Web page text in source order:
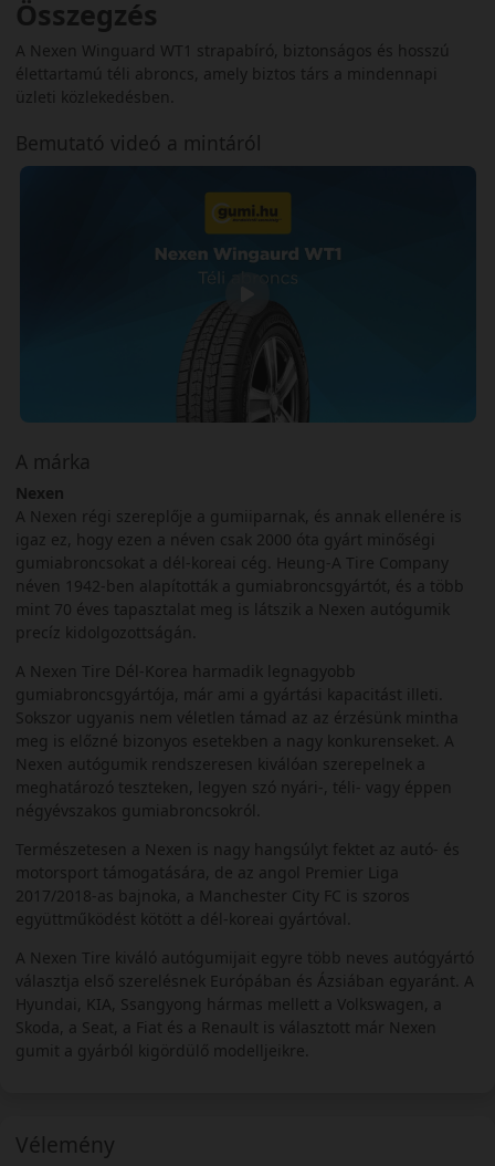
Összegzés
A Nexen Winguard WT1 strapabíró, biztonságos és hosszú
élettartamú téli abroncs, amely biztos társ a mindennapi
üzleti közlekedésben.
Bemutató videó a mintáról
A márka
Nexen
A Nexen régi szereplője a gumiiparnak, és annak ellenére is
igaz ez, hogy ezen a néven csak 2000 óta gyárt minőségi
gumiabroncsokat a dél-koreai cég. Heung-A Tire Company
néven 1942-ben alapították a gumiabroncsgyártót, és a több
mint 70 éves tapasztalat meg is látszik a Nexen autógumik
precíz kidolgozottságán.
A Nexen Tire Dél-Korea harmadik legnagyobb
gumiabroncsgyártója, már ami a gyártási kapacitást illeti.
Sokszor ugyanis nem véletlen támad az az érzésünk mintha
meg is előzné bizonyos esetekben a nagy konkurenseket. A
Nexen autógumik rendszeresen kiválóan szerepelnek a
meghatározó teszteken, legyen szó nyári-, téli- vagy éppen
négyévszakos gumiabroncsokról.
Természetesen a Nexen is nagy hangsúlyt fektet az autó- és
motorsport támogatására, de az angol Premier Liga
2017/2018-as bajnoka, a Manchester City FC is szoros
együttműködést kötött a dél-koreai gyártóval.
A Nexen Tire kiváló autógumijait egyre több neves autógyártó
választja első szerelésnek Európában és Ázsiában egyaránt. A
Hyundai, KIA, Ssangyong hármas mellett a Volkswagen, a
Skoda, a Seat, a Fiat és a Renault is választott már Nexen
gumit a gyárból kigördülő modelljeikre.
Vélemény